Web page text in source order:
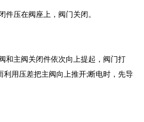
压在阀座上，阀门关闭。
和主阀关闭件依次向上提起，阀门打
用压差把主阀向上推开;断电时，先导